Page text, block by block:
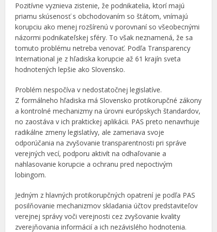
Pozitívne vyznieva zistenie, že podnikatelia, ktorí majú
priamu skúsenosť s obchodovaním so štátom, vnímajú
korupciu ako menej rozšírenú v porovnaní so všeobecnými
názormi podnikateľskej sféry. To však neznamená, že sa
tomuto problému netreba venovať. Podľa Transparency
International je z hľadiska korupcie až 61 krajín sveta
hodnotených lepšie ako Slovensko.
Problém nespočíva v nedostatočnej legislatíve.
Z formálneho hľadiska má Slovensko protikorupčné zákony
a kontrolné mechanizmy na úrovni európskych štandardov,
no zaostáva v ich praktickej aplikácii. PAS preto nenavrhuje
radikálne zmeny legislatívy, ale zameriava svoje
odporúčania na zvyšovanie transparentnosti pri správe
verejných vecí, podporu aktivít na odhaľovanie a
nahlasovanie korupcie a ochranu pred nepoctivým
lobingom.
Jedným z hlavných protikorupčných opatrení je podľa PAS
posilňovanie mechanizmov skladania účtov predstaviteľov
verejnej správy voči verejnosti cez zvyšovanie kvality
zverejňovania informácií a ich nezávislého hodnotenia.